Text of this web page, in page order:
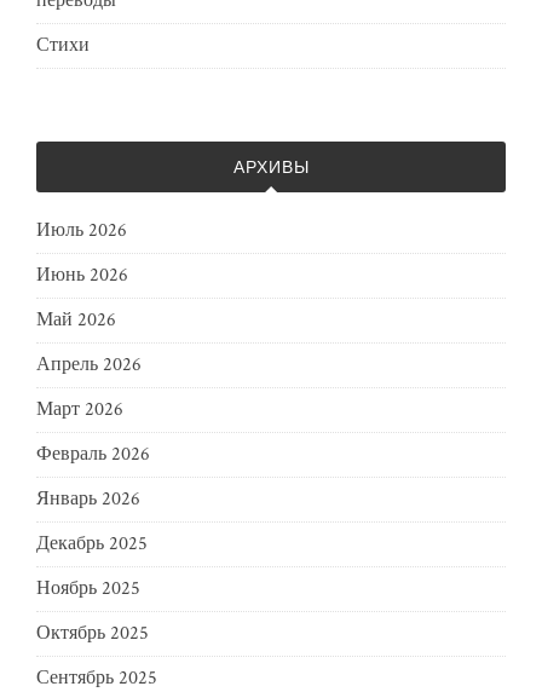
Стихи
АРХИВЫ
Июль 2026
Июнь 2026
Май 2026
Апрель 2026
Март 2026
Февраль 2026
Январь 2026
Декабрь 2025
Ноябрь 2025
Октябрь 2025
Сентябрь 2025